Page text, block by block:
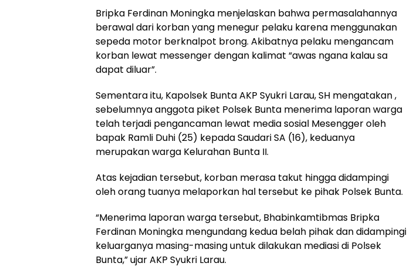
Bripka Ferdinan Moningka menjelaskan bahwa permasalahannya
berawal dari korban yang menegur pelaku karena menggunakan
sepeda motor berknalpot brong. Akibatnya pelaku mengancam
korban lewat messenger dengan kalimat “awas ngana kalau sa
dapat diluar”.
Sementara itu, Kapolsek Bunta AKP Syukri Larau, SH mengatakan ,
sebelumnya anggota piket Polsek Bunta menerima laporan warga
telah terjadi pengancaman lewat media sosial Mesengger oleh
bapak Ramli Duhi (25) kepada Saudari SA (16), keduanya
merupakan warga Kelurahan Bunta II.
Atas kejadian tersebut, korban merasa takut hingga didampingi
oleh orang tuanya melaporkan hal tersebut ke pihak Polsek Bunta.
“Menerima laporan warga tersebut, Bhabinkamtibmas Bripka
Ferdinan Moningka mengundang kedua belah pihak dan didampingi
keluarganya masing-masing untuk dilakukan mediasi di Polsek
Bunta,” ujar AKP Syukri Larau.